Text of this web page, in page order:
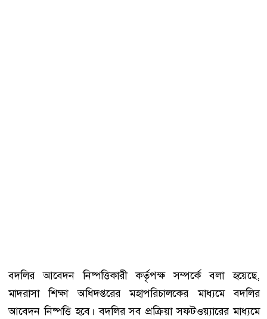
বদলির আবেদন নিষ্পত্তিকারী কর্তৃপক্ষ সম্পর্কে বলা হয়েছে,
মাদরাসা শিক্ষা অধিদপ্তরের মহাপরিচালকের মাধ্যমে বদলির
আবেদন নিষ্পত্তি হবে। বদলির সব প্রক্রিয়া সফটওয়্যারের মাধ্যমে